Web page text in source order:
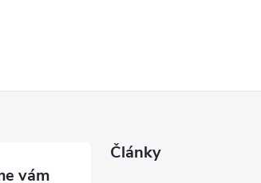
Články